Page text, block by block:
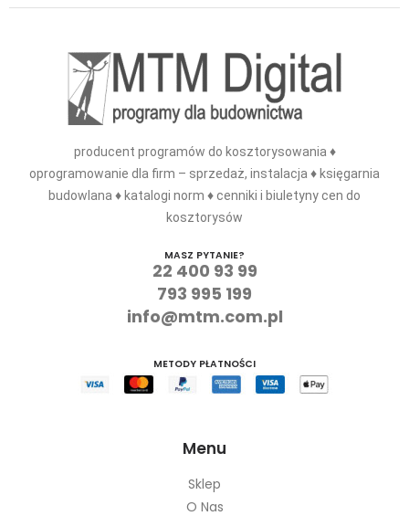
producent programów do kosztorysowania ♦
oprogramowanie dla firm – sprzedaż, instalacja ♦ księgarnia
budowlana ♦ katalogi norm ♦ cenniki i biuletyny cen do
kosztorysów
MASZ PYTANIE?
22 400 93 99
793 995 199
info@mtm.com.pl
METODY PŁATNOŚCI
Menu
Sklep
O Nas